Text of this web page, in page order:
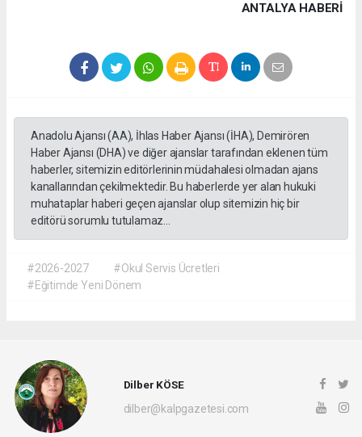
ANTALYA HABERİ
Anadolu Ajansı (AA), İhlas Haber Ajansı (İHA), Demirören
Haber Ajansı (DHA) ve diğer ajanslar tarafından eklenen tüm
haberler, sitemizin editörlerinin müdahalesi olmadan ajans
kanallarından çekilmektedir. Bu haberlerde yer alan hukuki
muhataplar haberi geçen ajanslar olup sitemizin hiç bir
editörü sorumlu tutulamaz...
#2026-2027
#Okul Servis Ücretleri
#Eğitimde Yeni Dönem
Dilber KÖSE
dilber@kalpgazetesi.com